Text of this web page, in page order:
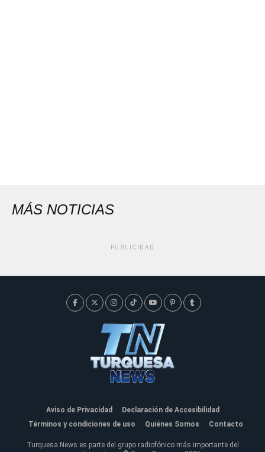
MÁS NOTICIAS
PUBLICIDAD
Aviso de Privacidad
Declaración de Accesibilidad
Términos y condiciones de uso
Quiénes Somos Contacto
Turquesa News es parte del grupo radiofónico más importante del